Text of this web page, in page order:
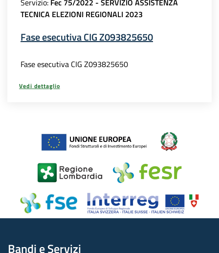
Servizio: Fec 75/2022 - SERVIZIO ASSISTENZA
TECNICA ELEZIONI REGIONALI 2023
Fase esecutiva CIG Z093825650
Fase esecutiva CIG Z093825650
Vedi dettaglio
Bandi e Servizi